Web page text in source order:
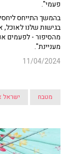
פעמי".
בהמשך התייחס
בגישות שלנו לאוכל,
מהסיפור - לפעמים
מעניינת".
11/04/2024
מטבח ישראל